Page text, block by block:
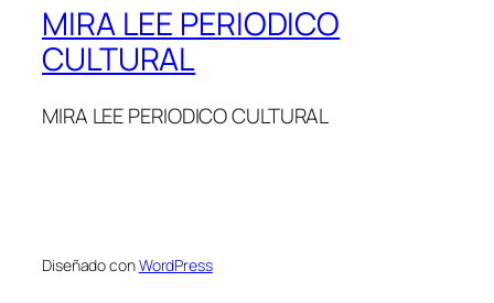
MIRA LEE PERIODICO
CULTURAL
MIRA LEE PERIODICO CULTURAL
Diseñado conWordPress